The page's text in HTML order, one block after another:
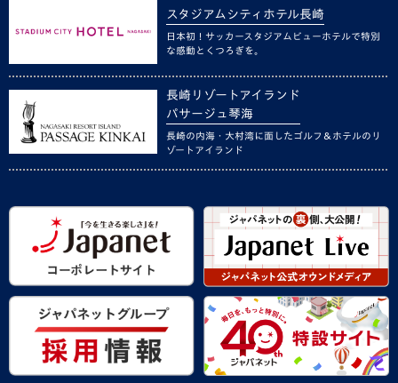
スタジアムシティホテル長崎
日本初！サッカースタジアムビューホテルで特別
な感動とくつろぎを。
長崎リゾートアイランド
パサージュ琴海
長崎の内海・大村湾に面したゴルフ＆ホテルのリ
ゾートアイランド